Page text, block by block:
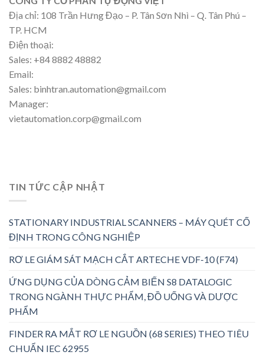
Địa chỉ: 108 Trần Hưng Đạo – P. Tân Sơn Nhì – Q. Tân Phú –
TP. HCM
Điện thoại:
Sales: +84 8882 48882
Email:
Sales: binhtran.automation@gmail.com
Manager:
vietautomation.corp@gmail.com
TIN TỨC CẬP NHẬT
STATIONARY INDUSTRIAL SCANNERS – MÁY QUÉT CỐ
ĐỊNH TRONG CÔNG NGHIỆP
RƠ LE GIÁM SÁT MẠCH CẮT ARTECHE VDF-10 (F74)
ỨNG DỤNG CỦA DÒNG CẢM BIẾN S8 DATALOGIC
TRONG NGÀNH THỰC PHẨM, ĐỒ UỐNG VÀ DƯỢC
PHẨM
FINDER RA MẮT RƠ LE NGUỒN (68 SERIES) THEO TIÊU
CHUẨN IEC 62955